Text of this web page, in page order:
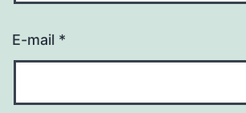
E-mail *